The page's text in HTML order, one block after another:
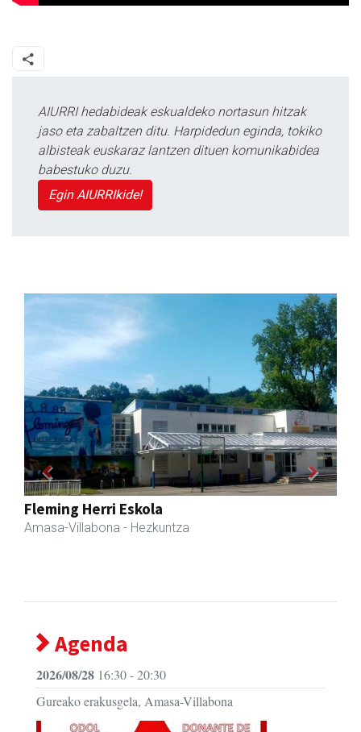
AIURRI hedabideak eskualdeko nortasun hitzak
jaso eta zabaltzen ditu. Harpidedun eginda, tokiko
albisteak euskaraz lantzen dituen komunikabidea
babestuko duzu.
Egin AIURRIkide!
Sahatsa belar-denda eta dietetika zentrua
Amasa-Villabona - Belar-denda
Previous Next
Agenda
2026/08/28 16:30 - 20:30
Gureako erakusgela, Amasa-Villabona